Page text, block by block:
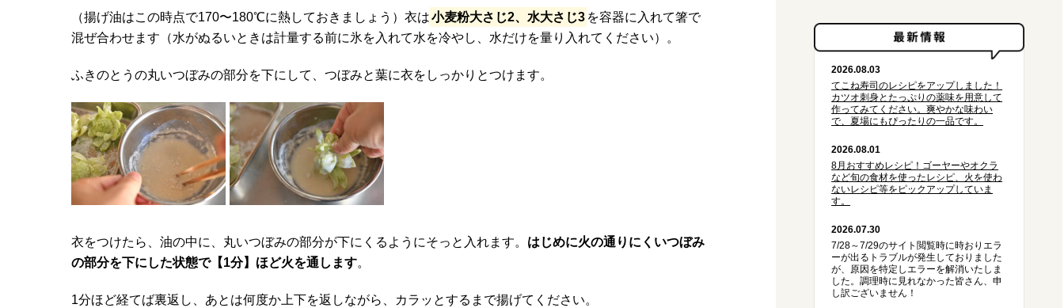
（揚げ油はこの時点で170〜180℃に熱しておきましょう）衣は小麦粉大さじ2、水大さじ3 を容器に入れて箸で
混ぜ合わせます（水がぬるいときは計量する前に氷を入れて水を冷やし、水だけを量り入れてください）。
ふきのとうの丸いつぼみの部分を下にして、つぼみと葉に衣をしっかりとつけます。
衣をつけたら、油の中に、丸いつぼみの部分が下にくるようにそっと入れます。 はじめに火の通りにくいつぼみ
の部分を下にした状態で【1分】ほど火を通します。
1分ほど経てば裏返し、あとは何度か上下を返しながら、カラッとするまで揚げてください。
2026.08.03
てこね寿司のレシピをアップしました！
カツオ刺身とたっぷりの薬味を用意して
作ってみてください。爽やかな味わい
で、夏場にもぴったりの一品です。
2026.08.01
8月おすすめレシピ！ゴーヤーやオクラ
など旬の食材を使ったレシピ、火を使わ
ないレシピ等をピックアップしていま
す。
2026.07.30
7/28～7/29のサイト閲覧時に時おりエラ
ーが出るトラブルが発生しておりました
が、原因を特定しエラーを解消いたしま
した。調理時に見れなかった皆さん、申
し訳ございません！